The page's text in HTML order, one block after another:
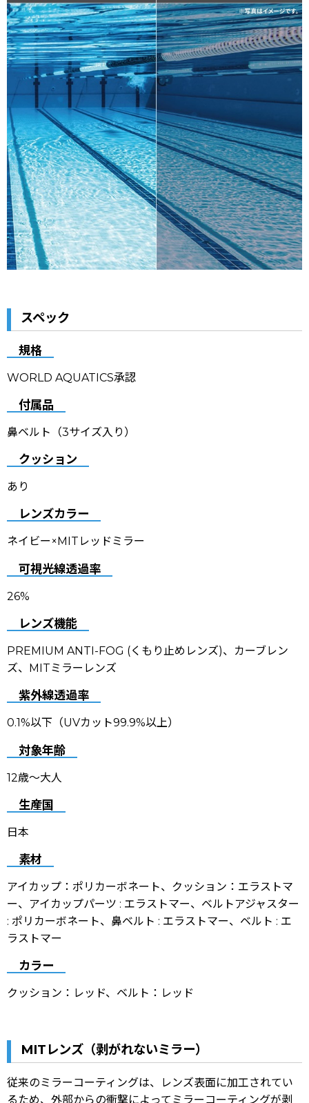
スペック
規格
WORLD AQUATICS承認
付属品
鼻ベルト（3サイズ入り）
クッション
あり
レンズカラー
ネイビー×MITレッドミラー
可視光線透過率
26%
レンズ機能
PREMIUM ANTI-FOG (くもり止めレンズ)、カーブレン
ズ、MITミラーレンズ
紫外線透過率
0.1%以下（UVカット99.9%以上）
対象年齢
12歳〜大人
生産国
日本
素材
アイカップ：ポリカーボネート、クッション：エラストマ
ー、アイカップパーツ : エラストマー、ベルトアジャスター
: ポリカーボネート、鼻ベルト : エラストマー、ベルト : エ
ラストマー
カラー
クッション： レッド、ベルト： レッド
MITレンズ（剥がれないミラー）
従来のミラーコーティングは、レンズ表面に加工されてい
るため、外部からの衝撃によってミラーコーティングが剥